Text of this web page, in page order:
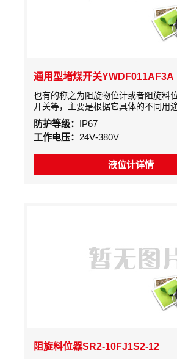
通用型堵煤开关YWDF011AF3A
也有的称之为阻旋物位计或者阻旋料
开关等，主要是根据它具体的不同用
旋式料位开关是采用交流微电机经减
片慢速旋转。当被测物料的料位上升
阻挡时，检测机构主轴产生旋转位移
防护等级： IP67
工作电压： 24V-380V
液位计详情
阻旋料位器SR2-10FJ1S2-12